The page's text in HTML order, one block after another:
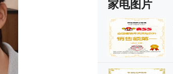
家电图片